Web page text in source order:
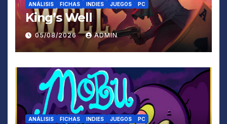
ANÁLISIS FICHAS INDIES JUEGOS PC
King’s Well
05/08/2026 ADMIN
ANÁLISIS FICHAS INDIES JUEGOS PC